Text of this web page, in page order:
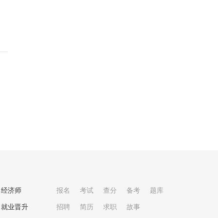
经济师 报名 考试 查分 备考 题库
就业晋升 招聘 简历 求职 故事